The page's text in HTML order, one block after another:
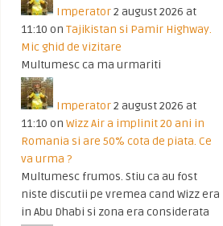
Imperator2 august 2026 at
11:10 on Tajikistan si Pamir Highway.
Mic ghid de vizitare
Multumesc ca ma urmariti
Imperator2 august 2026 at
11:10 on Wizz Air a implinit 20 ani in
Romania si are 50% cota de piata. Ce
va urma ?
Multumesc frumos. Stiu ca au fost
niste discutii pe vremea cand Wizz era
in Abu Dhabi si zona era considerata